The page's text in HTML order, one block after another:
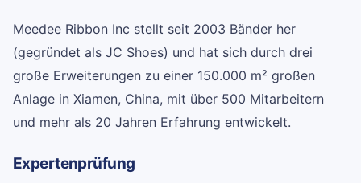
Meedee Ribbon Inc stellt seit 2003 Bänder her
(gegründet als JC Shoes) und hat sich durch drei
große Erweiterungen zu einer 150.000 m² großen
Anlage in Xiamen, China, mit über 500 Mitarbeitern
und mehr als 20 Jahren Erfahrung entwickelt.
Expertenprüfung